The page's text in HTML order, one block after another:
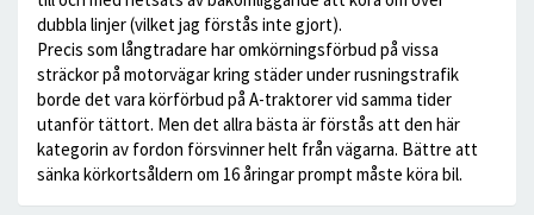
dubbla linjer (vilket jag förstås inte gjort).
Precis som långtradare har omkörningsförbud på vissa
sträckor på motorvägar kring städer under rusningstrafik
borde det vara körförbud på A-traktorer vid samma tider
utanför tättort. Men det allra bästa är förstås att den här
kategorin av fordon försvinner helt från vägarna. Bättre att
sänka körkortsåldern om 16 åringar prompt måste köra bil.